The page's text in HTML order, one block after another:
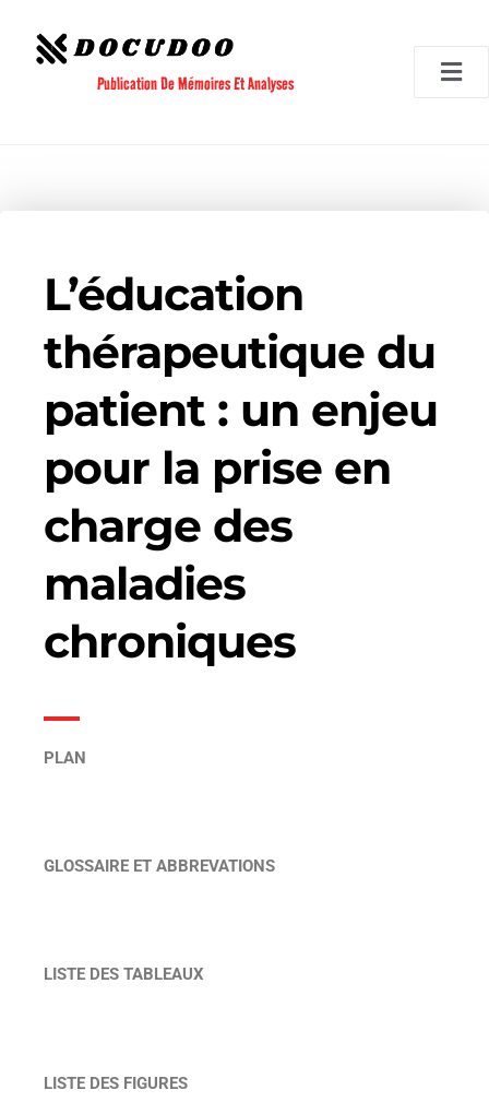
contenu
Publication De Mémoires Et Analyses
L’éducation
thérapeutique du
patient : un enjeu
pour la prise en
charge des
maladies
chroniques
PLAN
GLOSSAIRE ET ABBREVATIONS
LISTE DES TABLEAUX
LISTE DES FIGURES